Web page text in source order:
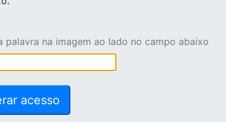
palavra na imagem ao lado no campo abaixo